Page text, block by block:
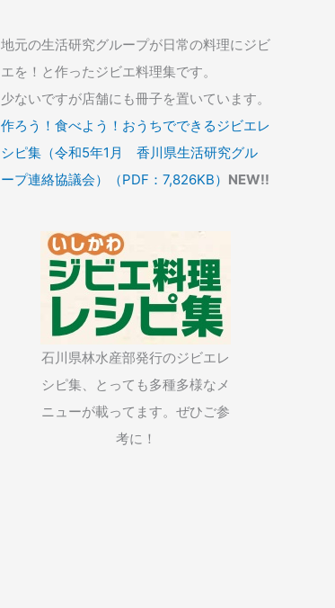
地元の生活研究グループが日常の料理にジビ
エを！と作ったジビエ料理集です。
少ないですが店舗にも冊子を置いています。
作ろう！食べよう！おうちでできるジビエレ
シピ集（令和5年1月 香川県生活研究グル
ープ連絡協議会）（PDF：7,826KB） NEW!!
石川県林水産部発行のジビエレ
シピ集、とっても多種多様なメ
ニューが載ってます。ぜひご参
考に！